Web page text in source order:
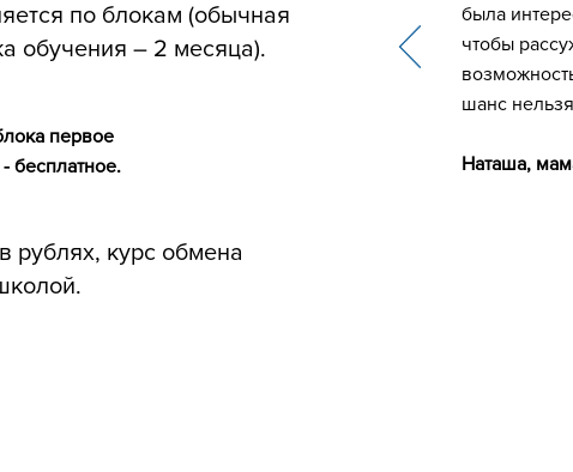
по блокам (обычная
обучения – 2 месяца).
первое
бесплатное.
рублях, курс обмена
была
чтобы
шанс
Наташа,